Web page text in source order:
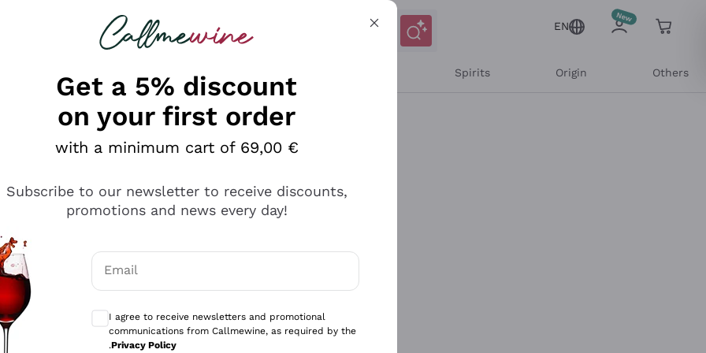
looking for
EN
Spirits Origin Others
Get a 5% discount
on your first order
with a minimum cart of 69,00 €
Subscribe to our newsletter to receive discounts,
promotions and news every day!
Email
I agree to receive newsletters and promotional
communications from Callmewine, as required by the
.Privacy Policy